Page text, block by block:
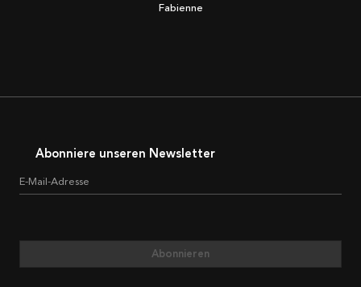
Fabienne
Abonniere unseren Newsletter
E-Mail-Adresse
Abonnieren